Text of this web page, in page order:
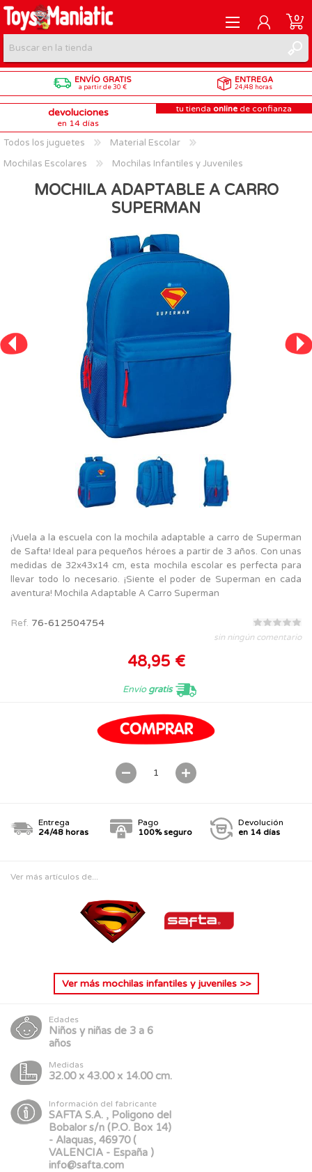
REGISTRARME
INICIAR SESIÓN
0
ENVÍO GRATIS
a partir de 30 €
ENTREGA
24/48 horas
devoluciones
en 14 días
tu tienda online de confianza
Todos los juguetes
Material Escolar
Mochilas Escolares
Mochilas Infantiles y Juveniles
MOCHILA ADAPTABLE A CARRO
SUPERMAN
¡Vuela a la escuela con la mochila adaptable a carro de Superman
de Safta! Ideal para pequeños héroes a partir de 3 años. Con unas
medidas de 32x43x14 cm, esta mochila escolar es perfecta para
llevar todo lo necesario. ¡Siente el poder de Superman en cada
aventura! Mochila Adaptable A Carro Superman
Ref. 76-612504754
sin ningún comentario
48,95 €
Envíogratis
Entrega
24/48 horas
Pago
100% seguro
Devolución
en 14 días
Ver más artículos de...
Ver más mochilas infantiles y juveniles>>
Edades
Niños y niñas de 3 a 6
años
Medidas
32.00 x 43.00 x 14.00 cm.
Información del fabricante
SAFTA S.A. , Poligono del
Bobalor s/n (P.O. Box 14)
- Alaquas, 46970 (
VALENCIA - España )
info@safta.com